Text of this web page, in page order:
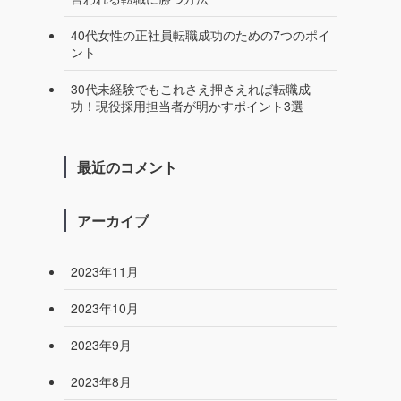
40代女性の正社員転職成功のための7つのポイ
ント
30代未経験でもこれさえ押さえれば転職成
功！現役採用担当者が明かすポイント3選
最近のコメント
アーカイブ
2023年11月
2023年10月
2023年9月
2023年8月